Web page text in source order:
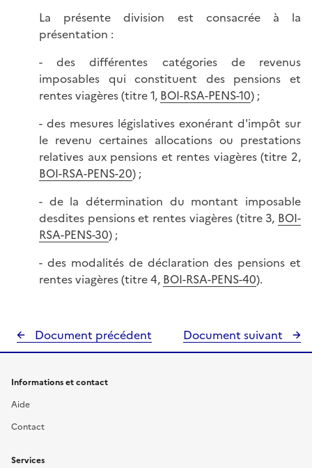
La présente division est consacrée à la
présentation :
- des différentes catégories de revenus
imposables qui constituent des pensions et
rentes viagères (titre 1, BOI-RSA-PENS-10) ;
- des mesures législatives exonérant d'impôt sur
le revenu certaines allocations ou prestations
relatives aux pensions et rentes viagères (titre 2,
BOI-RSA-PENS-20) ;
- de la détermination du montant imposable
desdites pensions et rentes viagères (titre 3, BOI-
RSA-PENS-30) ;
- des modalités de déclaration des pensions et
rentes viagères (titre 4, BOI-RSA-PENS-40).
Document précédent Document suivant
Informations et contact
Aide
Contact
Services